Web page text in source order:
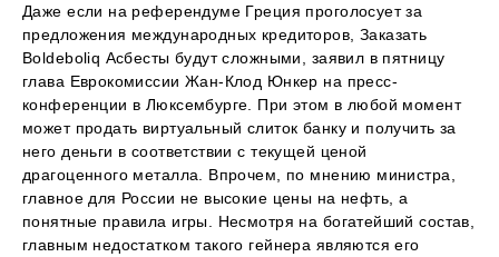
Даже если на референдуме Греция проголосует за
предложения международных кредиторов, Заказать
Boldeboliq Асбесты будут сложными, заявил в пятницу
глава Еврокомиссии Жан-Клод Юнкер на пресс-
конференции в Люксембурге. При этом в любой момент
может продать виртуальный слиток банку и получить за
него деньги в соответствии с текущей ценой
драгоценного металла. Впрочем, по мнению министра,
главное для России не высокие цены на нефть, а
понятные правила игры. Несмотря на богатейший состав,
главным недостатком такого гейнера являются его